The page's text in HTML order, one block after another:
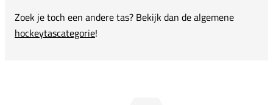
Zoek je toch een andere tas? Bekijk dan de algemene
hockeytascategorie!